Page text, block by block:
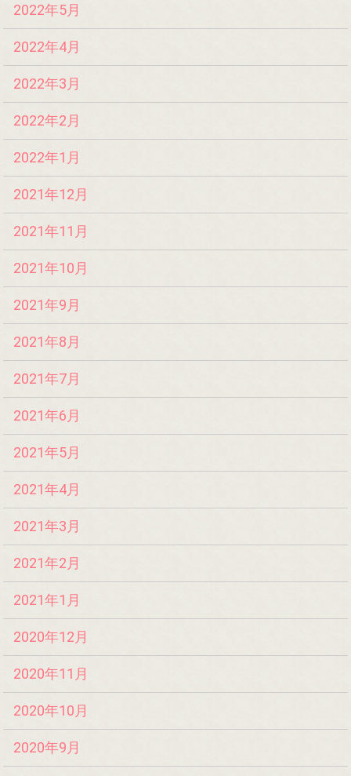
2022年5月
2022年4月
2022年3月
2022年2月
2022年1月
2021年12月
2021年11月
2021年10月
2021年9月
2021年8月
2021年7月
2021年6月
2021年5月
2021年4月
2021年3月
2021年2月
2021年1月
2020年12月
2020年11月
2020年10月
2020年9月